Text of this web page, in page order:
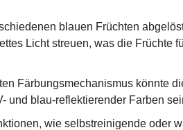
blauen Früchten
Licht streuen, was die Früchte
Färbungsmechanismus könnte
und blau-reflektierender Farben
wie selbstreinigende oder